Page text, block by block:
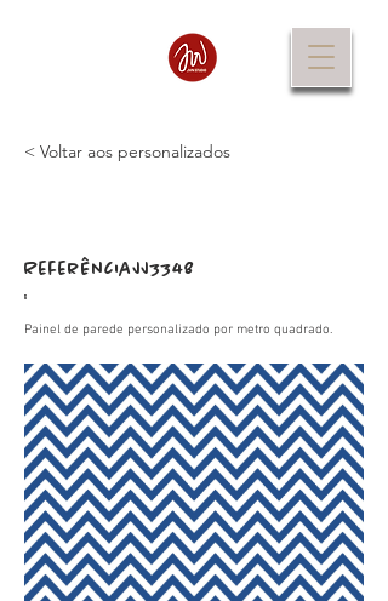
< Voltar aos personalizados
Referência
:
JJ3348
Painel de parede personalizado por metro quadrado.